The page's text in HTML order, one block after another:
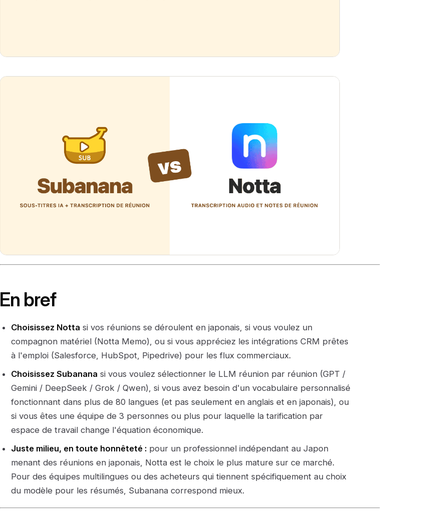
En bref
Choisissez Notta si vos réunions se déroulent en japonais, si vous voulez un
compagnon matériel (Notta Memo), ou si vous appréciez les intégrations CRM prêtes
à l'emploi (Salesforce, HubSpot, Pipedrive) pour les flux commerciaux.
Choisissez Subanana si vous voulez sélectionner le LLM réunion par réunion (GPT /
Gemini / DeepSeek / Grok / Qwen), si vous avez besoin d'un vocabulaire personnalisé
fonctionnant dans plus de 80 langues (et pas seulement en anglais et en japonais), ou
si vous êtes une équipe de 3 personnes ou plus pour laquelle la tarification par
espace de travail change l'équation économique.
Juste milieu, en toute honnêteté : pour un professionnel indépendant au Japon
menant des réunions en japonais, Notta est le choix le plus mature sur ce marché.
Pour des équipes multilingues ou des acheteurs qui tiennent spécifiquement au choix
du modèle pour les résumés, Subanana correspond mieux.